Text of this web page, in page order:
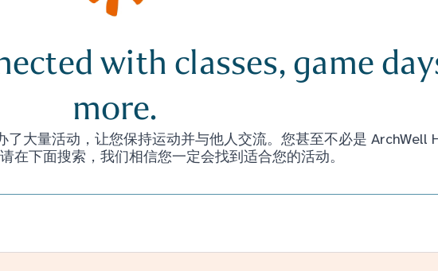
with classes, game
more.
大量活动，让您保持运动并与他人交流。您甚至不必是 ArchWell
在下面搜索，我们相信您一定会找到适合您的活动。